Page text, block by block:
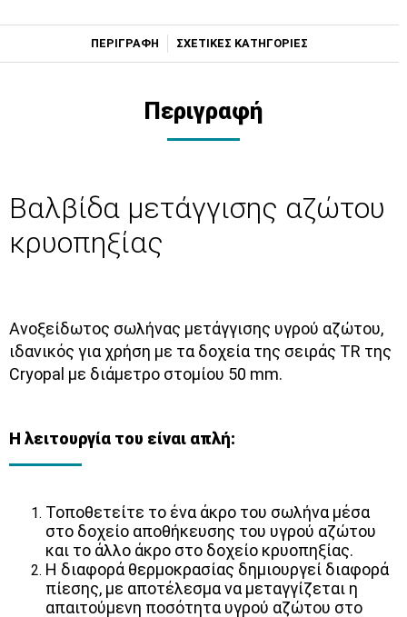
ΠΕΡΙΓΡΑΦΗ ΣΧΕΤΙΚΕΣ ΚΑΤΗΓΟΡΙΕΣ
Περιγραφή
Βαλβίδα μετάγγισης αζώτου
κρυοπηξίας
Ανοξείδωτος σωλήνας μετάγγισης υγρού αζώτου,
ιδανικός για χρήση με τα δοχεία της σειράς TR της
Cryopal με διάμετρο στομίου 50 mm.
Η λειτουργία του είναι απλή:
Τοποθετείτε το ένα άκρο του σωλήνα μέσα
στο δοχείο αποθήκευσης του υγρού αζώτου
και το άλλο άκρο στο δοχείο κρυοπηξίας.
Η διαφορά θερμοκρασίας δημιουργεί διαφορά
πίεσης, με αποτέλεσμα να μεταγγίζεται η
απαιτούμενη ποσότητα υγρού αζώτου στο